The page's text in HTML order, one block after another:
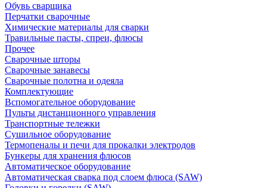
Обувь сварщика
Перчатки сварочные
Химические материалы для сварки
Травильные пасты, спреи, флюсы
Прочее
Сварочные шторы
Сварочные занавесы
Сварочные полотна и одеяла
Комплектующие
Вспомогательное оборудование
Пульты дистанционного управления
Транспортные тележки
Сушильное оборудование
Термопеналы и печи для прокалки электродов
Бункеры для хранения флюсов
Автоматическое оборудование
Автоматическая сварка под слоем флюса (SAW)